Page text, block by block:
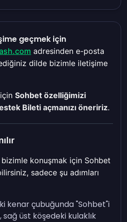
geçmek için
adresinden e-posta
dilde bizimle iletişime
içinSohbet özelliğimizi
Bileti açmanızı öneririz.
bizimle konuşmak için Sohbet
sadece şu adımları
kenar çubuğunda "Sohbet"i
sağ üst köşedeki kulaklık